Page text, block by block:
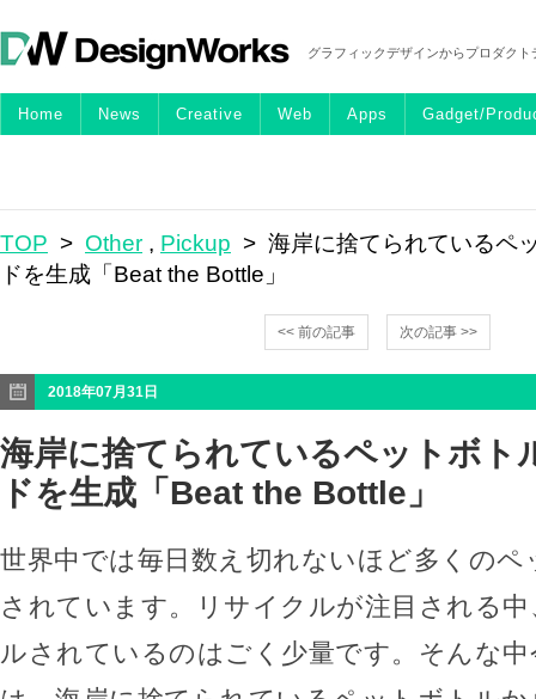
グラフィックデザインからプロダク
Home News Creative Web Apps Gadget/
TOP > Other , Pickup > 海岸に捨てられているペ
ドを生成「Beat the Bottle」
<< 前の記事 次の記事 >>
2018年07月31日
海岸に捨てられているペットボト
ドを生成「Beat the Bottle」
世界中では毎日数え切れないほど多くの
されています。リサイクルが注目される
ルされているのはごく少量です。そんな